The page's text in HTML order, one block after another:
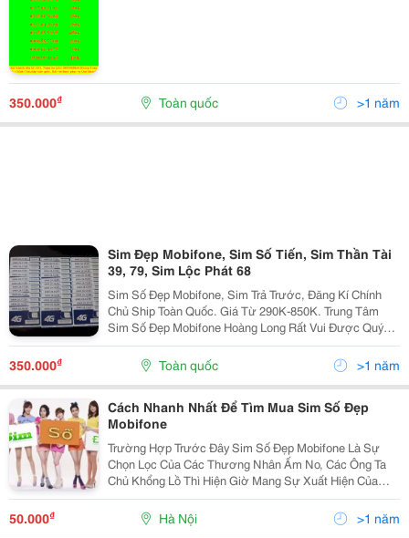
350.000₫ Toàn quốc >1 năm
Sim Đẹp Mobifone, Sim Số Tiến, Sim Thần Tài
39, 79, Sim Lộc Phát 68
Sim Số Đẹp Mobifone, Sim Trả Trước, Đăng Kí Chính
Chủ Ship Toàn Quốc. Giá Từ 290K-850K. Trung Tâm
Sim Số Đẹp Mobifone Hoàng Long Rất Vui Được Quý
Khách Ghé Thăm Website:
Https://Www.simdepmobi.com.vn/ Luôn Dc Cập Nhật
Sim Đẹp Mobi Mới Nhấ
350.000₫ Toàn quốc >1 năm
Cách Nhanh Nhất Để Tìm Mua Sim Số Đẹp
Mobifone
Trường Hợp Trước Đây Sim Số Đẹp Mobifone Là Sự
Chọn Lọc Của Các Thương Nhân Ấm No, Các Ông Ta
Chủ Khổng Lồ Thì Hiện Giờ Mang Sự Xuất Hiện Của
Nhiều Sim Mobifone Giá Thấp, Các Người Mang Mức
Thu Nhập Trung Bình Cũng Sở Hữu Thể Có Dãy Sim
May Mắn Này.
50.000₫ Hà Nội >1 năm